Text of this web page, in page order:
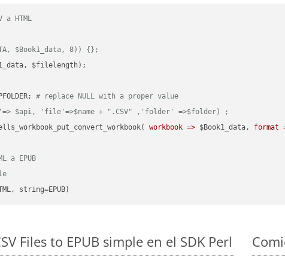
a HTML
$Book1_data, 8)) {};
# replace NULL with a proper value
$api, 'file'=>$name + ".CSV" ,'folder' =>$folder) ;
workbook => $Book1_data, format
a EPUB
string=EPUB)
Files to EPUB simple en el SDK Perl